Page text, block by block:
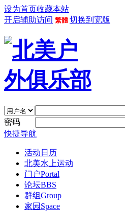
设为首页收藏本站
开启辅助访问 繁體 切换到宽版
密码
快捷导航
活动日历
北美水上运动
门户Portal
论坛BBS
群组Group
家园 Space